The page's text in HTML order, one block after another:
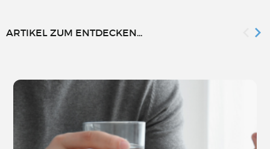
ARTIKEL ZUM ENTDECKEN...